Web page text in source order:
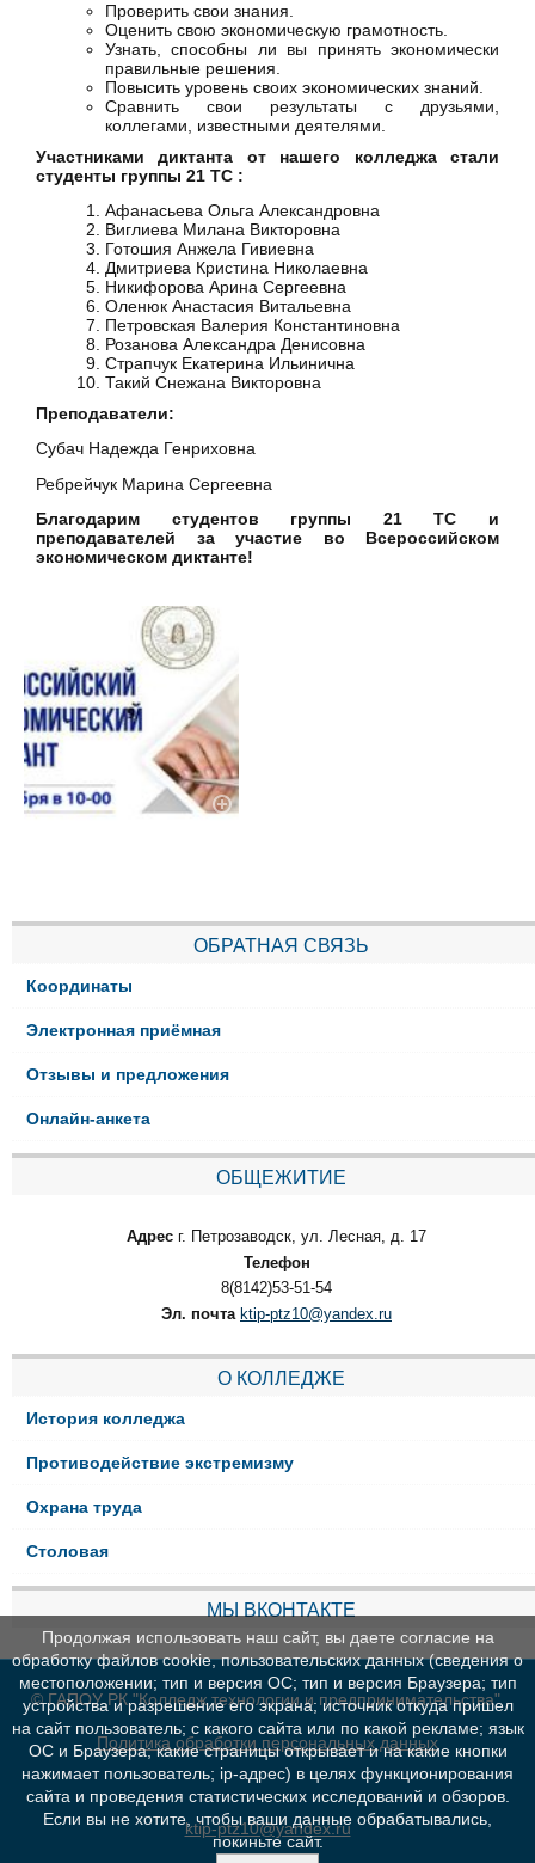
Проверить свои знания.
Оценить свою экономическую грамотность.
Узнать, способны ли вы принять экономически
правильные решения.
Повысить уровень своих экономических знаний.
Сравнить свои результаты с друзьями,
коллегами, известными деятелями.
Участниками диктанта от нашего колледжа стали
студенты группы 21 ТС :
Афанасьева Ольга Александровна
Виглиева Милана Викторовна
Готошия Анжела Гивиевна
Дмитриева Кристина Николаевна
Никифорова Арина Сергеевна
Оленюк Анастасия Витальевна
Петровская Валерия Константиновна
Розанова Александра Денисовна
Страпчук Екатерина Ильинична
Такий Снежана Викторовна
Преподаватели:
Субач Надежда Генриховна
Ребрейчук Марина Сергеевна
Благодарим студентов группы 21 ТС и
преподавателей за участие во Всероссийском
экономическом диктанте!
ОБРАТНАЯ СВЯЗЬ
Координаты
Электронная приёмная
Отзывы и предложения
Онлайн-анкета
ОБЩЕЖИТИЕ
Адрес г. Петрозаводск, ул. Лесная, д. 17
Телефон
8(8142)53-51-54
Эл. почта ktip-ptz10@yandex.ru
О КОЛЛЕДЖЕ
История колледжа
Противодействие экстремизму
Охрана труда
Столовая
МЫ ВКОНТАКТЕ
© ГАПОУ РК "Колледж технологии и предпринимательства"
Политика обработки персональных данных
ktip-ptz10@yandex.ru
Продолжая использовать наш сайт, вы даете согласие на
обработку файлов cookie, пользовательских данных (сведения о
местоположении; тип и версия ОС; тип и версия Браузера; тип
устройства и разрешение его экрана; источник откуда пришел
на сайт пользователь; с какого сайта или по какой рекламе; язык
ОС и Браузера; какие страницы открывает и на какие кнопки
нажимает пользователь; ip-адрес) в целях функционирования
сайта и проведения статистических исследований и обзоров.
Если вы не хотите, чтобы ваши данные обрабатывались,
покиньте сайт.